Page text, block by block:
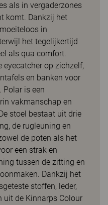
als in vergaderzones
komt. Dankzij het
in
het tegelijkertijd
als qua comfort.
op zichzelf,
en banken voor
Polar is een
vakmanschap en
stoel bestaat uit drie
de rugleuning en
de poten als het
een strak en
tussen de zitting en
Dankzij het
stoffen, leder,
uit de Kinnarps Colour